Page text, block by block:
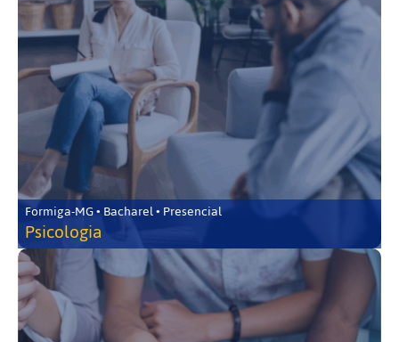
Formiga-MG • Bacharel • Presencial
Psicologia